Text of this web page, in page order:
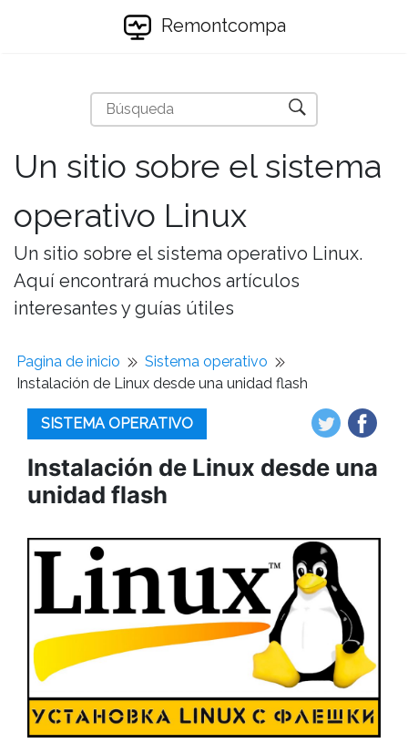
Remontcompa
Un sitio sobre el sistema
operativo Linux
Un sitio sobre el sistema operativo Linux.
Aquí encontrará muchos artículos
interesantes y guías útiles
Pagina de inicio
Sistema operativo
Instalación de Linux desde una unidad flash
SISTEMA OPERATIVO
Instalación de Linux desde una
unidad flash